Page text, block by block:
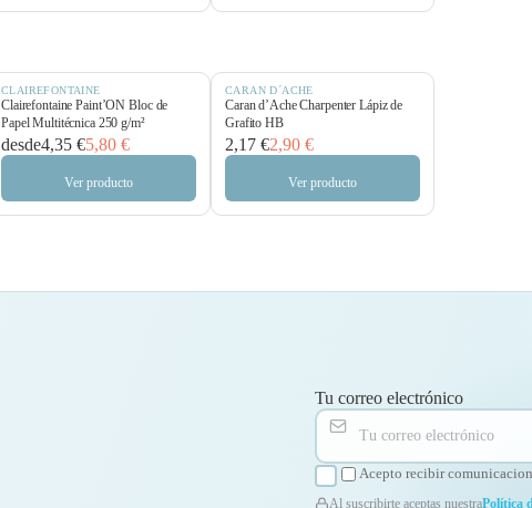
CLAIREFONTAINE
Clairefontaine Paint’ON Bloc de
Papel Multitécnica 250 g/m²
desde4,35 €5,80 €
Ver producto
CARAN D´ACHE
Caran d’Ache Charpenter Lápiz de
Grafito HB
2,17 €2,90 €
Ver producto
Tu correo electrónico
Acepto recibir
Al suscribirte aceptas nuestraPolítica